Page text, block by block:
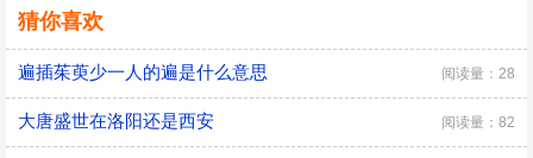
猜你喜欢
遍插茱萸少一人的遍是什么意思 阅读量：28
大唐盛世在洛阳还是西安 阅读量：82